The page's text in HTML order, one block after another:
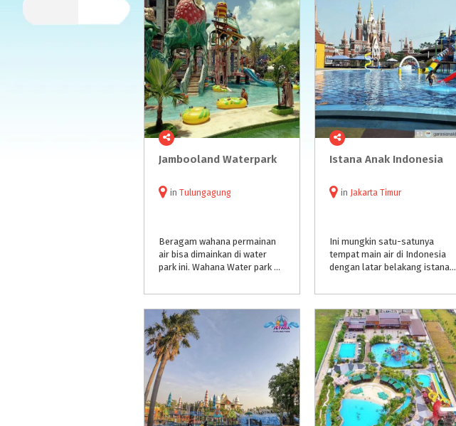
Jambooland Waterpark
in Tulungagung
Beragam wahana permainan
air bisa dimainkan di water
park ini. Wahana Water park merupakan andalan utama dan favorit para pengunjung Jambooland.
Istana Anak Indonesia
in Jakarta Timur
Ini mungkin satu-satunya
tempat main air di Indonesia
dengan latar belakang istana ala Disney! Cantik banget, kan? Waterpark ini letaknya di dalam Istana Anak TMII. Karena baru dibuka, tempat ini masih sangat bersih. Ruang bilas dan toiletnya juga bersih